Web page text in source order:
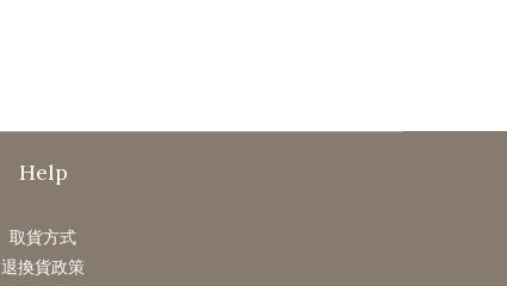
Help
取貨方式
退換貨政策